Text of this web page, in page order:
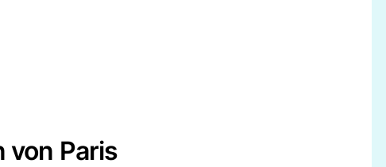
von Paris